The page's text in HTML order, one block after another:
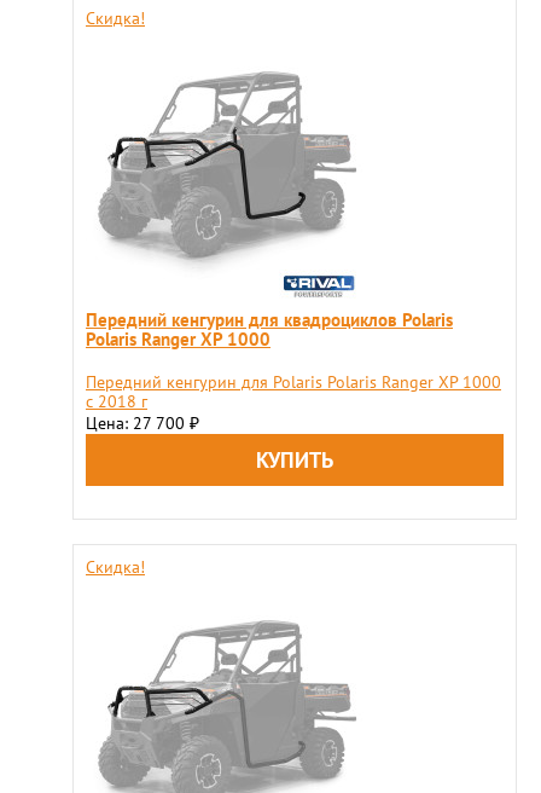
Скидка!
Передний кенгурин для квадроциклов Polaris
Polaris Ranger XP 1000
Передний кенгурин для Polaris Polaris Ranger XP 1000
c 2018 г
Цена: 27 700 ₽
Скидка!